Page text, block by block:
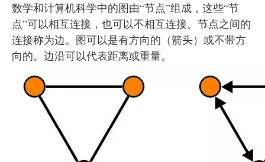
数学和计算机科学中的图由“节点”组成，这些“节
点”可以相互连接，也可以不相互连接。节点之间的
连接称为边。图可以是有方向的（箭头）或不带方
向的。边沿可以代表距离或重量。